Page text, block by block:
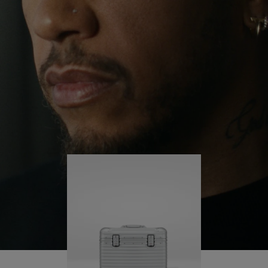
OP
OM
AF
TE
SPELEN
UITGESCHAKELD.
DRUK
HIER
OM
HET
DEMPEN
OP
ervaringen over de hele wereld blijft hij zichzelf
uitdagen en gaandeweg meer leren.
Zijn RIMOWA Original Pilot begeleidt hem bij elke
stap van zijn reis - elk spoor op zijn koffer vertelt
een verhaal over waar hij is geweest en wat hij